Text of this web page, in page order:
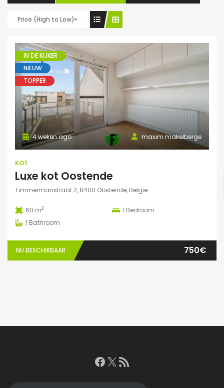
Price (High to Low)
IN DE KIJKER
NIEUW
TOPPER
maxim.makelberge
4 weken ago
KOT
Luxe kot Oostende
Timmermanstraat 2, 8400 Oostende, België
60 m2 1 Bedroom
1 Bathroom
NU BESCHIKBAAR 750€
Facebook
X RSS feed